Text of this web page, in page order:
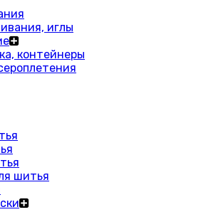
иглы
контейнеры
шитья